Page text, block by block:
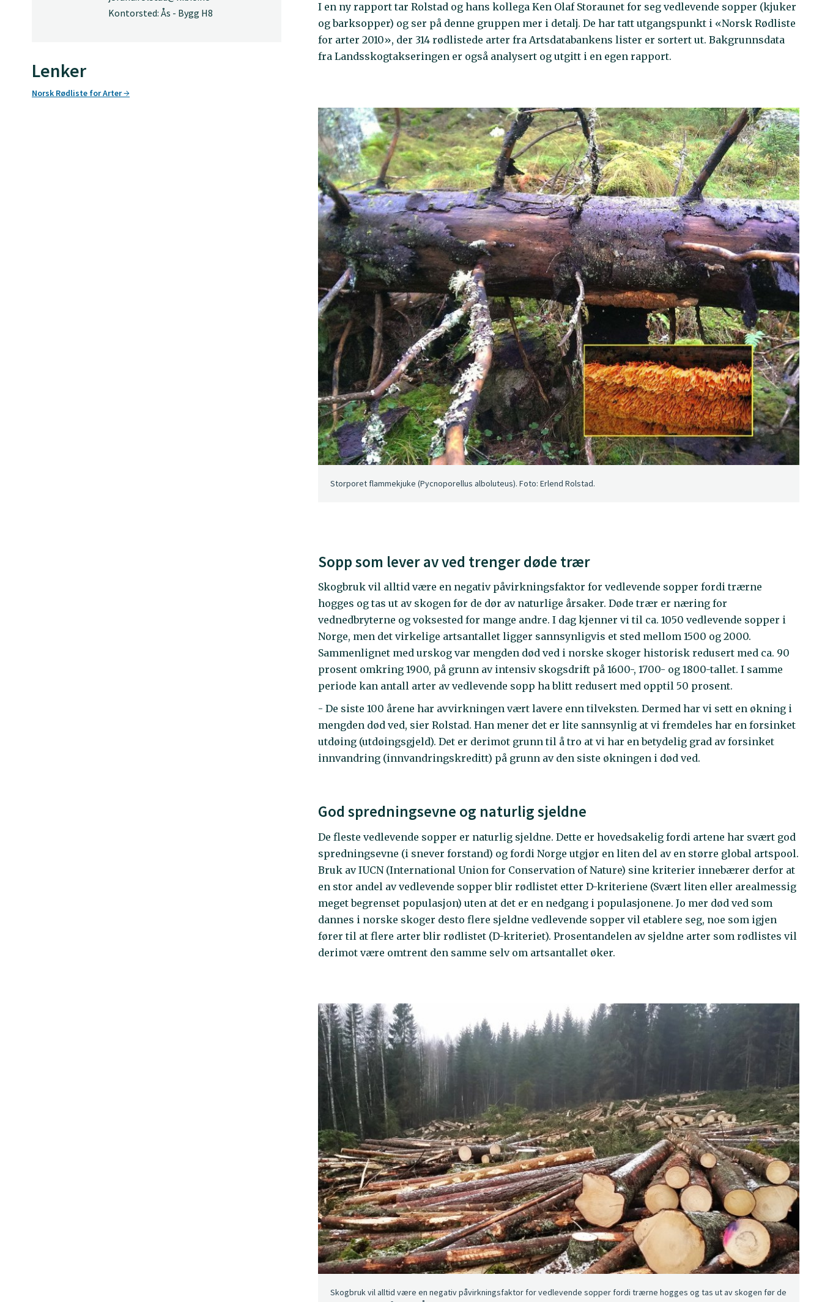
I en ny rapport tar Rolstad og hans kollega Ken Olaf Storaunet for seg vedlevende sopper (kjuker
og barksopper) og ser på denne gruppen mer i detalj. De har tatt utgangspunkt i «Norsk Rødliste
for arter 2010», der 314 rødlistede arter fra Artsdatabankens lister er sortert ut. Bakgrunnsdata
fra Landsskogtakseringen er også analysert og utgitt i en egen rapport.
Storporet flammekjuke (Pycnoporellus alboluteus). Foto: Erlend Rolstad.
Sopp som lever av ved trenger døde trær
Skogbruk vil alltid være en negativ påvirkningsfaktor for vedlevende sopper fordi trærne
hogges og tas ut av skogen før de dør av naturlige årsaker. Døde trær er næring for
vednedbryterne og voksested for mange andre. I dag kjenner vi til ca. 1050 vedlevende sopper i
Norge, men det virkelige artsantallet ligger sannsynligvis et sted mellom 1500 og 2000.
Sammenlignet med urskog var mengden død ved i norske skoger historisk redusert med ca. 90
prosent omkring 1900, på grunn av intensiv skogsdrift på 1600-, 1700- og 1800-tallet. I samme
periode kan antall arter av vedlevende sopp ha blitt redusert med opptil 50 prosent.
- De siste 100 årene har avvirkningen vært lavere enn tilveksten. Dermed har vi sett en økning i
mengden død ved, sier Rolstad. Han mener det er lite sannsynlig at vi fremdeles har en forsinket
utdøing (utdøingsgjeld). Det er derimot grunn til å tro at vi har en betydelig grad av forsinket
innvandring (innvandringskreditt) på grunn av den siste økningen i død ved.
God spredningsevne og naturlig sjeldne
De fleste vedlevende sopper er naturlig sjeldne. Dette er hovedsakelig fordi artene har svært god
spredningsevne (i snever forstand) og fordi Norge utgjør en liten del av en større global artspool.
Bruk av IUCN (International Union for Conservation of Nature) sine kriterier innebærer derfor at
en stor andel av vedlevende sopper blir rødlistet etter D-kriteriene (Svært liten eller arealmessig
meget begrenset populasjon) uten at det er en nedgang i populasjonene. Jo mer død ved som
dannes i norske skoger desto flere sjeldne vedlevende sopper vil etablere seg, noe som igjen
fører til at flere arter blir rødlistet (D-kriteriet). Prosentandelen av sjeldne arter som rødlistes vil
derimot være omtrent den samme selv om artsantallet øker.
Skogbruk vil alltid være en negativ påvirkningsfaktor for vedlevende sopper fordi trærne hogges og tas ut av skogen før de
Kontorsted: Ås - Bygg H8
Lenker
Norsk Rødliste for Arter